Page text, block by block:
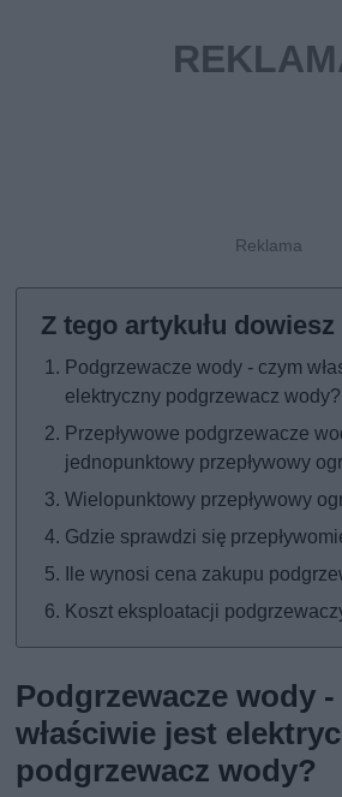
Podgrzewacze wody - czym
elektryczny podgrzewacz wody?
Przepływowe podgrzewacze
jednopunktowy przepływowy
Wielopunktowy przepływowy
Gdzie sprawdzi się
Ile wynosi cena zakupu
Koszt eksploatacji
Podgrzewacze wody
właściwie jest
podgrzewacz wody?